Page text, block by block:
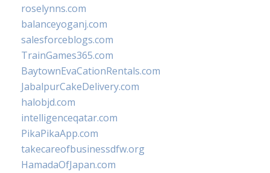
roselynns.com
balanceyoganj.com
salesforceblogs.com
TrainGames365.com
BaytownEvaCationRentals.com
JabalpurCakeDelivery.com
halobjd.com
intelligenceqatar.com
PikaPikaApp.com
takecareofbusinessdfw.org
HamadaOfJapan.com